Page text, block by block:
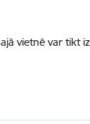
vietnē var tikt